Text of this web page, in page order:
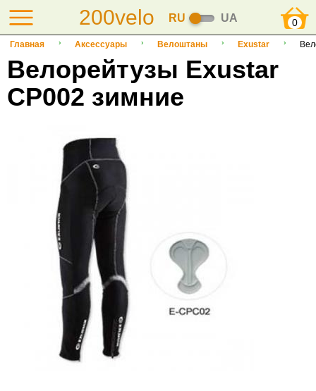
200velo RU UA 0
Главная Аксессуары Велоштаны Exustar
Велорейтузы Exustar
CP002 зимние